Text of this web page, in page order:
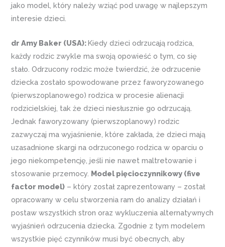
jako model, który należy wziąć pod uwagę w najlepszym
interesie dzieci.
dr Amy Baker (USA):Kiedy dzieci odrzucają rodzica,
każdy rodzic zwykle ma swoją opowieść o tym, co się
stało. Odrzucony rodzic może twierdzić, że odrzucenie
dziecka zostało spowodowane przez faworyzowanego
(pierwszoplanowego) rodzica w procesie alienacji
rodzicielskiej, tak że dzieci niesłusznie go odrzucają.
Jednak faworyzowany (pierwszoplanowy) rodzic
zazwyczaj ma wyjaśnienie, które zakłada, że ​​dzieci mają
uzasadnione skargi na odrzuconego rodzica w oparciu o
jego niekompetencję, jeśli nie nawet maltretowanie i
stosowanie przemocy. Model pięcioczynnikowy (five
factor model) – który został zaprezentowany – został
opracowany w celu stworzenia ram do analizy działań i
postaw wszystkich stron oraz wykluczenia alternatywnych
wyjaśnień odrzucenia dziecka. Zgodnie z tym modelem
wszystkie pięć czynników musi być obecnych, aby